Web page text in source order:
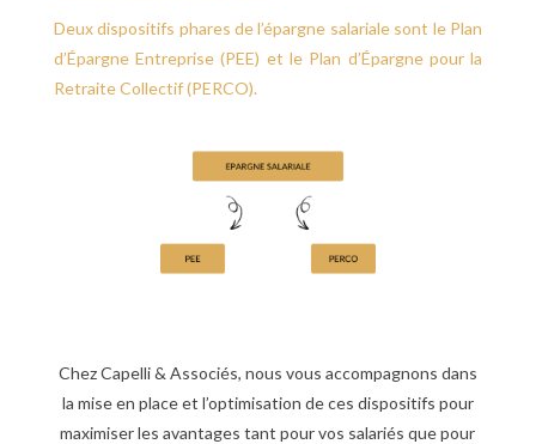
Deux dispositifs phares de l’épargne salariale sont le Plan
d’Épargne Entreprise (PEE) et le Plan d’Épargne pour la
Retraite Collectif (PERCO).
Chez Capelli & Associés, nous vous accompagnons dans
la mise en place et l’optimisation de ces dispositifs pour
maximiser les avantages tant pour vos salariés que pour